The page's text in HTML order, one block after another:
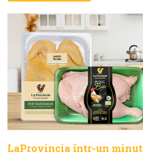
LaProvincia într-un minut